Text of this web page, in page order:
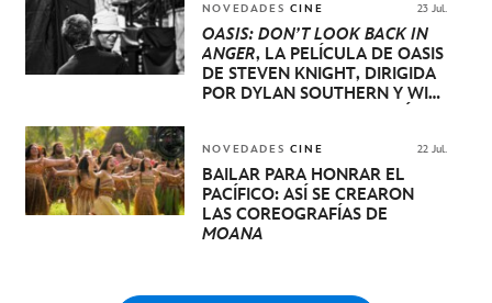
VICTOR Y WILL ARNETT
NOVEDADES CINE 23 Jul.
OASIS: DON’T LOOK BACK IN
ANGER, LA PELÍCULA DE OASIS
DE STEVEN KNIGHT, DIRIGIDA
POR DYLAN SOUTHERN Y WILL
FESTIVAL INTERNACIONAL DE
CINE DE VENECIA
NOVEDADES CINE 22 Jul.
BAILAR PARA HONRAR EL
PACÍFICO: ASÍ SE CREARON
LAS COREOGRAFÍAS DE
MOANA